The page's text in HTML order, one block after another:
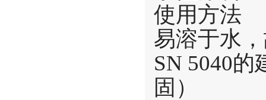
使用方法
易溶于水
SN 5040
固）